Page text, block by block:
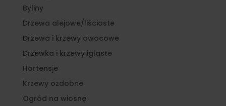
Byliny
Drzewa alejowe/liściaste
Drzewa i krzewy owocowe
Drzewka i krzewy iglaste
Hortensje
Krzewy ozdobne
Ogród na wiosnę